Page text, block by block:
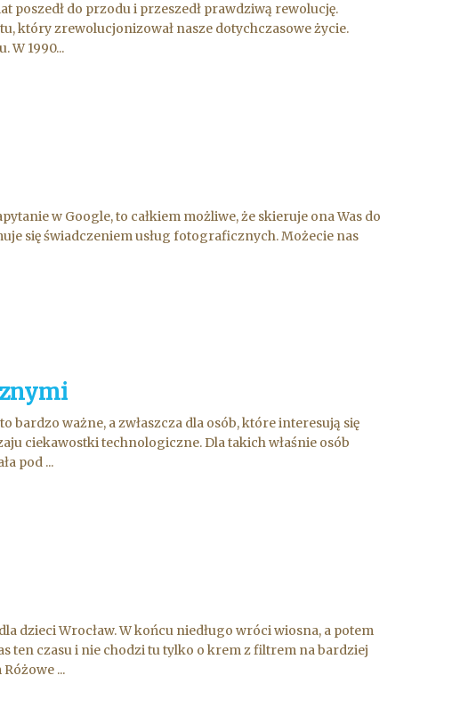
poszedł do przodu i przeszedł prawdziwą rewolucję.
który zrewolucjonizował nasze dotychczasowe życie.
W 1990...
w Google, to całkiem możliwe, że skieruje ona Was do
się świadczeniem usług fotograficznych. Możecie nas
ważne, a zwłaszcza dla osób, które interesują się
ciekawostki technologiczne. Dla takich właśnie osób
pod ...
dzieci Wrocław. W końcu niedługo wróci wiosna, a potem
ten czasu i nie chodzi tu tylko o krem z filtrem na bardziej
...